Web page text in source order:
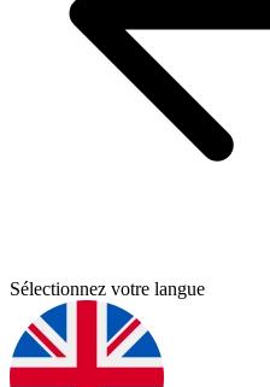
Sélectionnez votre langue